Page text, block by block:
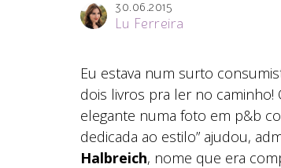
30.06.2015
Lu Ferreira
Eu estava num surto
dois livros pra ler no
elegante numa foto em p&b
dedicada ao estilo” ajudou,
Halbreich, nome que era